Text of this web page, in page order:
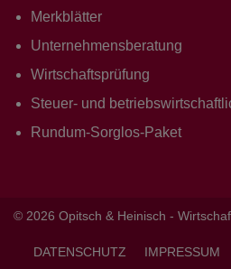
Merkblätter
Unternehmensberatung
Wirtschaftsprüfung
Steuer- und
Rundum-Sorglos-Paket
© 2026 Opitsch & Heinisch -
DATENSCHUTZ IMPRESSUM